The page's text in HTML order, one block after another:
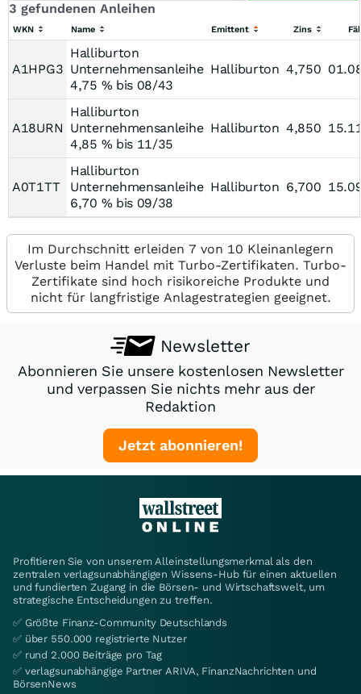
3 gefundenen Anleihen
WKN Name Emittent Zins
A1HPG3
Halliburton
Unternehmensanleihe
4,75 % bis 08/43
Halliburton 4,750
A18URN
Halliburton
Unternehmensanleihe
4,85 % bis 11/35
Halliburton 4,850
A0T1TT
Halliburton
Unternehmensanleihe
6,70 % bis 09/38
Halliburton 6,700
Im Durchschnitt erleiden 7 von 10 Kleinanlegern
Verluste beim Handel mit Turbo-Zertifikaten. Turbo-
Zertifikate sind hoch risikoreiche Produkte und
nicht für langfristige Anlagestrategien geeignet.
Newsletter
Abonnieren Sie unsere kostenlosen Newsletter
und verpassen Sie nichts mehr aus der
Redaktion
Jetzt abonnieren!
Profitieren Sie von unserem Alleinstellungsmerkmal als den
zentralen verlagsunabhängigen Wissens-Hub für einen aktuellen
und fundierten Zugang in die Börsen- und Wirtschaftswelt, um
strategische Entscheidungen zu treffen.
✅ Größte Finanz-Community Deutschlands
✅ über 550.000 registrierte Nutzer
✅ rund 2.000 Beiträge pro Tag
✅ verlagsunabhängige Partner ARIVA, FinanzNachrichten und
BörsenNews